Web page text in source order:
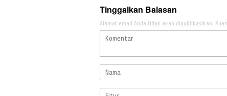
Tinggalkan Balasan
Alamat email Anda tidak akan dipublikasikan.